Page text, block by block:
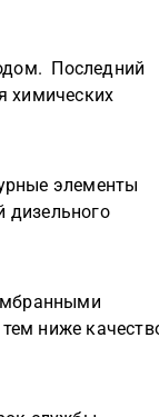
Последний
химических
элементы
дизельного
ниже